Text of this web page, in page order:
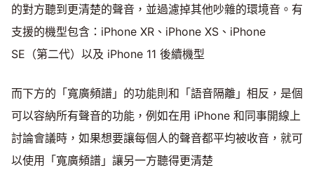
的對方聽到更清楚的聲音，並過濾掉其他吵雜的環境音。有
支援的機型包含：iPhone XR、iPhone XS、iPhone
SE（第二代）以及 iPhone 11 後續機型
而下方的「寬廣頻譜」的功能則和「語音隔離」相反，是個
可以容納所有聲音的功能，例如在用 iPhone 和同事開線上
討論會議時，如果想要讓每個人的聲音都平均被收音，就可
以使用「寬廣頻譜」讓另一方聽得更清楚